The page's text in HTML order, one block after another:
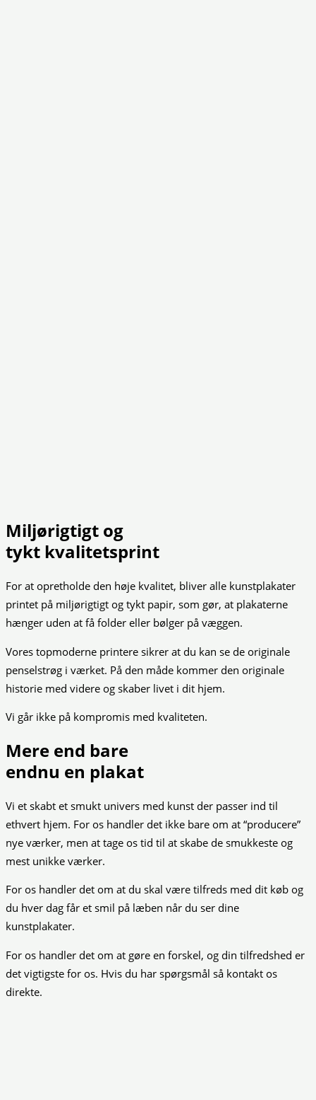
Miljørigtigt og
tykt kvalitetsprint
For at opretholde den høje kvalitet, bliver alle kunstplakater
printet på miljørigtigt og tykt papir, som gør, at plakaterne
hænger uden at få folder eller bølger på væggen.
Vores topmoderne printere sikrer at du kan se de originale
penselstrøg i værket. På den måde kommer den originale
historie med videre og skaber livet i dit hjem.
Vi går ikke på kompromis med kvaliteten.
Mere end bare
endnu en plakat
Vi et skabt et smukt univers med kunst der passer ind til
ethvert hjem. For os handler det ikke bare om at “producere”
nye værker, men at tage os tid til at skabe de smukkeste og
mest unikke værker.
For os handler det om at du skal være tilfreds med dit køb og
du hver dag får et smil på læben når du ser dine
kunstplakater.
For os handler det om at gøre en forskel, og din tilfredshed er
det vigtigste for os. Hvis du har spørgsmål så kontakt os
direkte.